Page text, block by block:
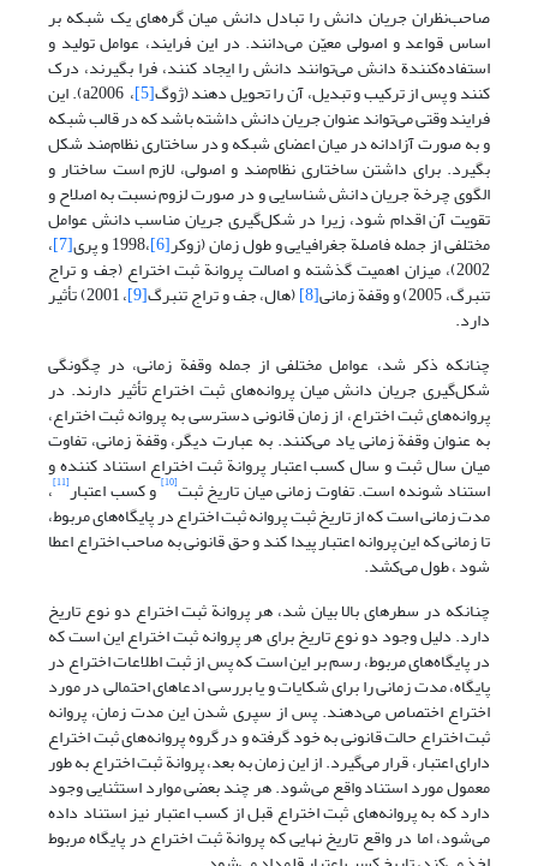
صاحب‌نظران جریان دانش را تبادل دانش میان گره‌های یک شبکه بر
اساس قواعد و اصولی معیّن می‌دانند. در این فرایند، عوامل تولید و
استفاده‌کنندة دانش می‌توانند دانش را ایجاد کنند، فرا بگیرند، درک
کنند و پس از ترکیب و تبدیل، آن را تحویل دهند (ژوگ[5] ، a2006). این
فرایند وقتی می‌تواند عنوان جریان دانش داشته باشد که در قالب شبکه
و به صورت آزادانه در میان اعضای شبکه و در ساختاری نظام‌مند شکل
بگیرد. برای داشتن ساختاری نظام‌مند و اصولی، لازم است ساختار و
الگوی چرخة جریان دانش شناسایی و در صورت لزوم نسبت به اصلاح و
تقویت آن اقدام شود، زیرا در شکل‌گیری جریان مناسب دانش عوامل
مختلفی از جمله فاصلة جغرافیایی و طول زمان (زوکر[6] ،1998 و پری [7] ،
2002)، میزان اهمیت گذشته و اصالت پروانة ثبت اختراع (جف و تراج
تنبرگ، 2005) و وقفة زمانی [8] (هال، جف و تراج تنبرگ[9] ، 2001) تأثیر
دارد.
چنانکه ذکر شد، عوامل مختلفی از جمله وقفة زمانی، در چگونگی
شکل‌گیری جریان دانش میان پروانه‌های ثبت اختراع تأثیر دارند. در
پروانه‌های ثبت اختراع، از زمان قانونی دسترسی به پروانه ثبت اختراع،
به عنوان وقفة زمانی یاد می‌کنند. به عبارت دیگر، وقفة زمانی، تفاوت
میان سال ثبت و سال کسب اعتبار پروانة ثبت اختراع استناد کننده و
استناد شونده است. تفاوت زمانی میان تاریخ ثبت[10] و کسب اعتبار[11] ،
مدت زمانی است که از تاریخ ثبت پروانه ثبت اختراع در پایگاه‌های مربوط،
تا زمانی که این پروانه اعتبار پیدا کند و حق قانونی به صاحب اختراع اعطا
شود ، طول می‌کشد.
چنانکه در سطرهای بالا بیان شد، هر پروانة ثبت اختراع دو نوع تاریخ
دارد. دلیل وجود دو نوع تاریخ برای هر پروانه ثبت اختراع این است که
در پایگاه‌های مربوط، رسم بر این است که پس از ثبت اطلاعات اختراع در
پایگاه، مدت زمانی را برای شکایات و یا بررسی ادعاهای احتمالی در مورد
اختراع اختصاص می‌دهند. پس از سپری شدن این مدت زمان، پروانه
ثبت اختراع حالت قانونی به خود گرفته و در گروه پروانه‌های ثبت اختراع
دارای اعتبار، قرار می‌گیرد. از این زمان به بعد، پروانة ثبت اختراع به طور
معمول مورد استناد واقع می‌شود. هر چند بعضی موارد استثنایی وجود
دارد که به پروانه‌های ثبت اختراع قبل از کسب اعتبار نیز استناد داده
می‌شود، اما در واقع تاریخ نهایی که پروانة ثبت اختراع در پایگاه مربوط